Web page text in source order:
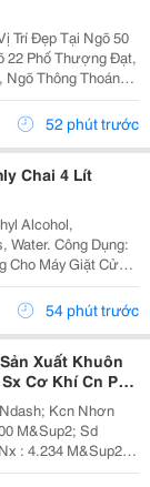
Trí Đẹp Tại Ngõ 50
22 Phố Thượng Đạt,
Ngõ Thông Thoáng,
Trường Học Các
Vực Dân...
52 phút trước
Chai 4 Lít
Alcohol,
Dụng:
Cho Máy Giặt Cửa
Chọn Mức...
54 phút trước
Xuất Khuôn
Cơ Khí Cn Phụ
Kcn Nhơn